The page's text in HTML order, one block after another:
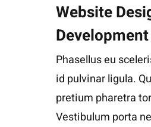
Website
Development
Phasellus eu
id pulvinar ligula.
pretium pharetra
Vestibulum porta